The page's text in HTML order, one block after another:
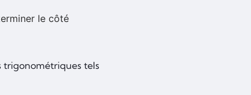
le côté
trigonométriques tels